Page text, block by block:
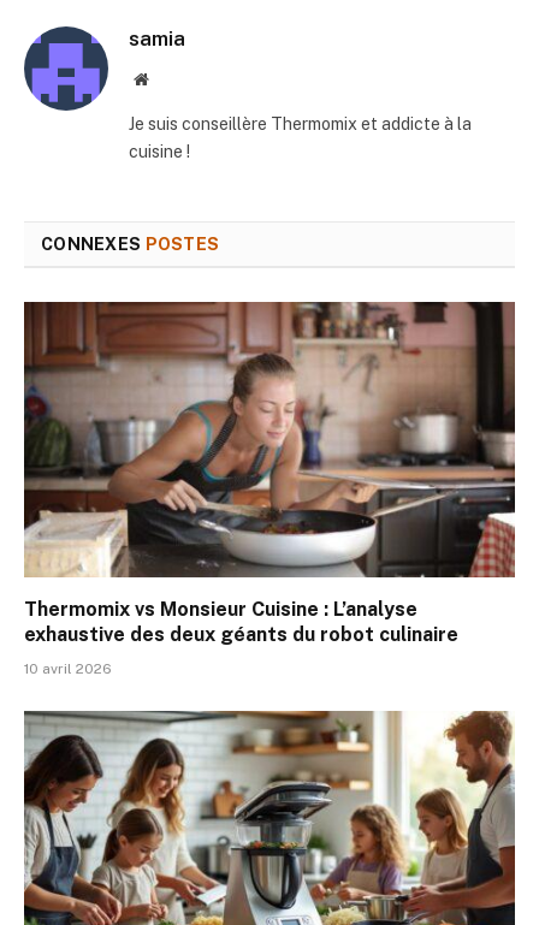
samia
Site
Je suis conseillère Thermomix et addicte à la
cuisine !
CONNEXES POSTES
Thermomix vs Monsieur Cuisine : L’analyse
exhaustive des deux géants du robot culinaire
10 avril 2026